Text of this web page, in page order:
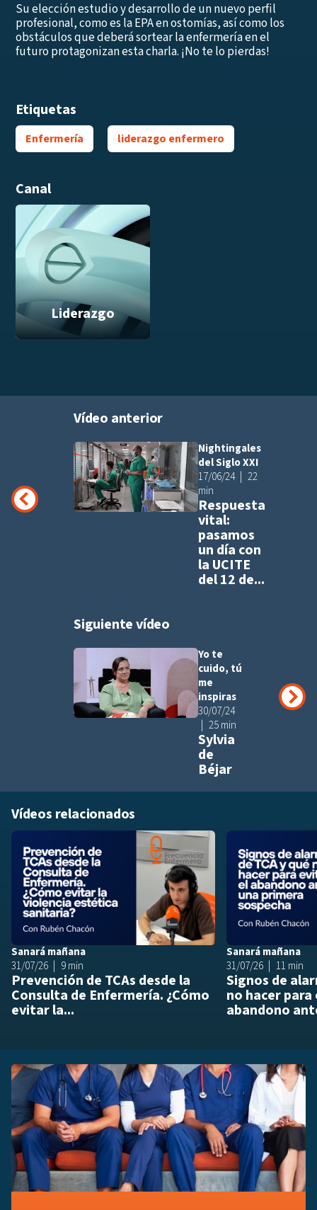
Su elección estudio y desarrollo de un nuevo perfil
profesional, como es la EPA en ostomías, así como los
obstáculos que deberá sortear la enfermería en el
futuro protagonizan esta charla. ¡No te lo pierdas!
Etiquetas
Enfermería liderazgo enfermero
Canal
Liderazgo
Vídeo anterior
Añadir a
Nightingales
del Siglo XXI
17/06/24
22
min
Respuesta
vital:
pasamos
un día con
la UCITE
del 12 de...
Siguiente vídeo
Añadir a
Yo te
cuido, tú
me
inspiras
30/07/24
25 min
Sylvia
de
Béjar
Vídeos relacionados
Añadir a
Sanará mañana
31/07/26
9 min
Prevención de TCAs desde la
Consulta de Enfermería. ¿Cómo
evitar la...
Sanará mañana
31/07/26
11 min
Signos de
no hacer
abandono